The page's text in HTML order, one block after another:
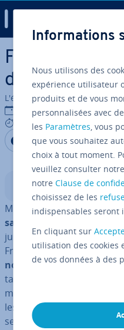
Aller au contenu principal
Fair value : ce
derrière la
L'équipe édi­to­riale IONOS
12/09/2023
9 mins
Partager sur
Partager
Sommaire
Mise au point par l’
sa­tion comptable (IASB)
juste valeur, ou fair value
France depuis 2005. Elle a
nouvelle unité
ta­bi­lité. Cette échelle de
marché est calculée à
les actifs et les dettes. Elle
seurs et les autres
Informations
Nous utilisons des
expérience utilisateur
produits et de vous
personnalisées avec
les Paramètres, vous
que vous souhaitez
choix à tout moment.
veuillez consulter notre
notreClause de
choisissez de les
indispensables seront
En cliquant sur
utilisation des cookies
de vos données à des